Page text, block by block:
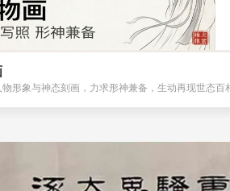
物形象与神态刻画，力求形神兼备，生动再现世态百